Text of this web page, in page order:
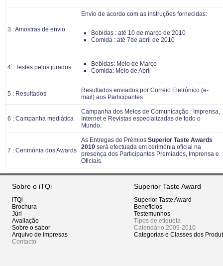
3 : Amostras de envio
Envio de acordo com as instruções fornecidas:
Bebidas : até 10 de março de 2010
Comida : até 7de abril de 2010
4 : Testes pelos jurados
Bebidas: Meio de Março
Comida: Meio de Abril
5 : Resultados
Resultados enviados por Correio Eletrónico (e-
mail) aos Participantes
6 : Campanha mediática
Campanha dos Meios de Comunicação : Imprensa,
Internet e Revistas especializadas de todo o
Mundo.
7 : Cerimónia dos Awards
As Entregas de Prémios Superior Taste Awards
2010 será efectuada em cerimónia oficial na
presença dos Participantes Premiados, Imprensa e
Oficiais.
Sobre o iTQi
iTQi
Brochura
Júri
Avaliação
Sobre o sabor
Arquivo de impresas
Contacto
Superior Taste Award
Superior Taste Award
Beneficios
Testemunhos
Tipos de etiqueta
Calendário 2009-2010
Categorias e Classes dos